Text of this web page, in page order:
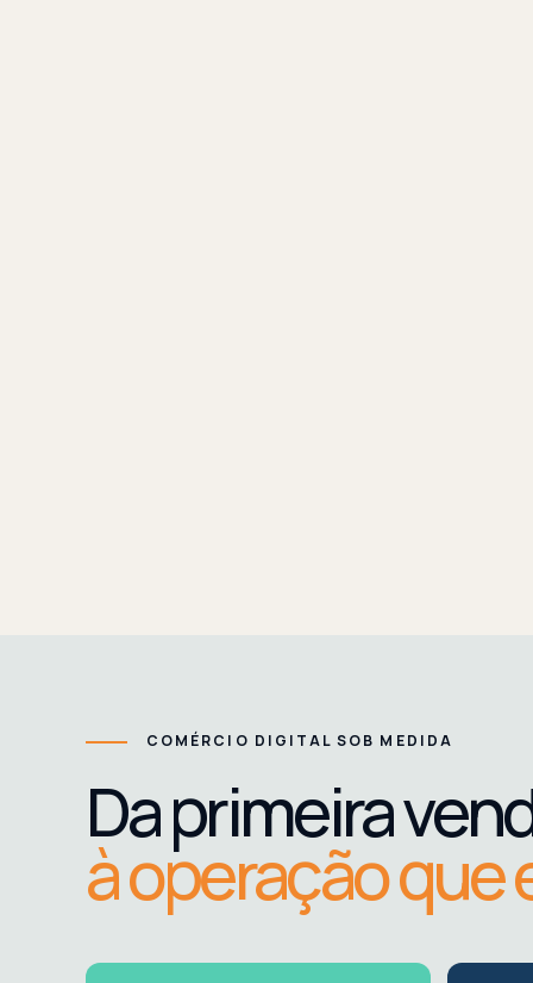
COMÉRCIO DIGITAL SOB MEDIDA
Da primeira
à operação que